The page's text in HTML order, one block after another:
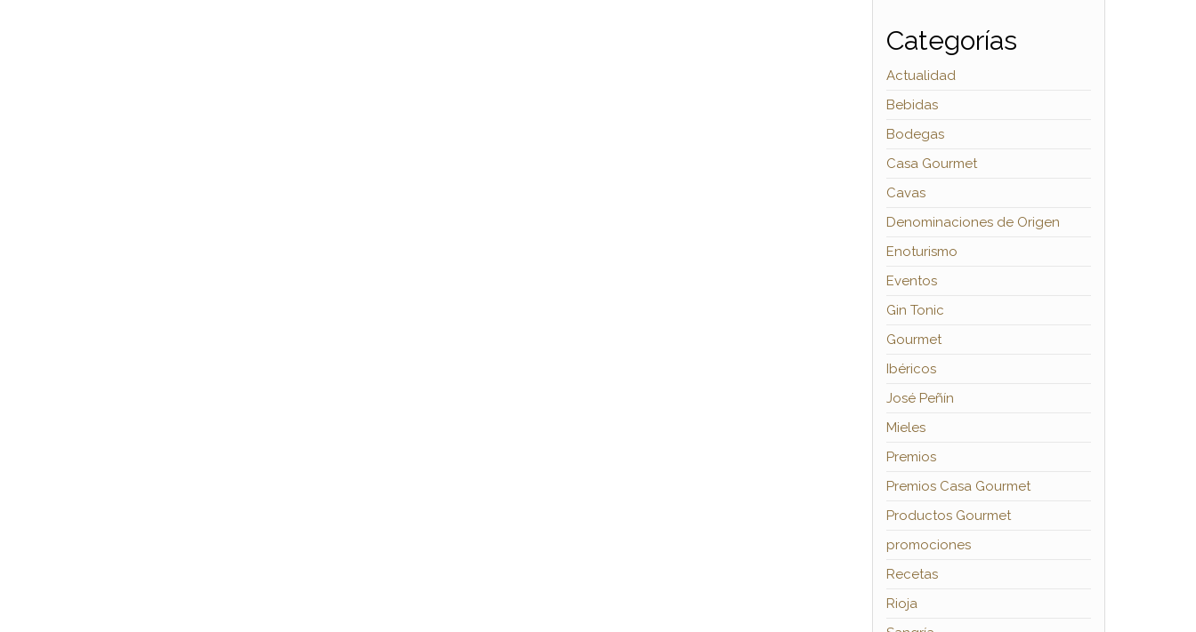
Categorías
Actualidad
Bebidas
Bodegas
Casa Gourmet
Cavas
Denominaciones de Origen
Enoturismo
Eventos
Gin Tonic
Gourmet
Ibéricos
José Peñín
Mieles
Premios
Premios Casa Gourmet
Productos Gourmet
promociones
Recetas
Rioja